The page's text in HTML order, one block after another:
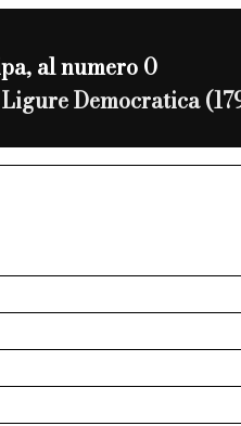
al numero 0
Democratica